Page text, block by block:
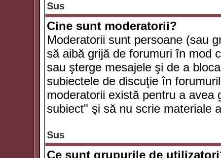
Sus
Cine sunt moderatorii?
Moderatorii sunt persoane (sau
să aibă grijă de forumuri în mod
sau şterge mesajele şi de a
subiectele de discuţie în
moderatorii există pentru a avea
subiect" şi să nu scrie materiale
Sus
Ce sunt grupurile de